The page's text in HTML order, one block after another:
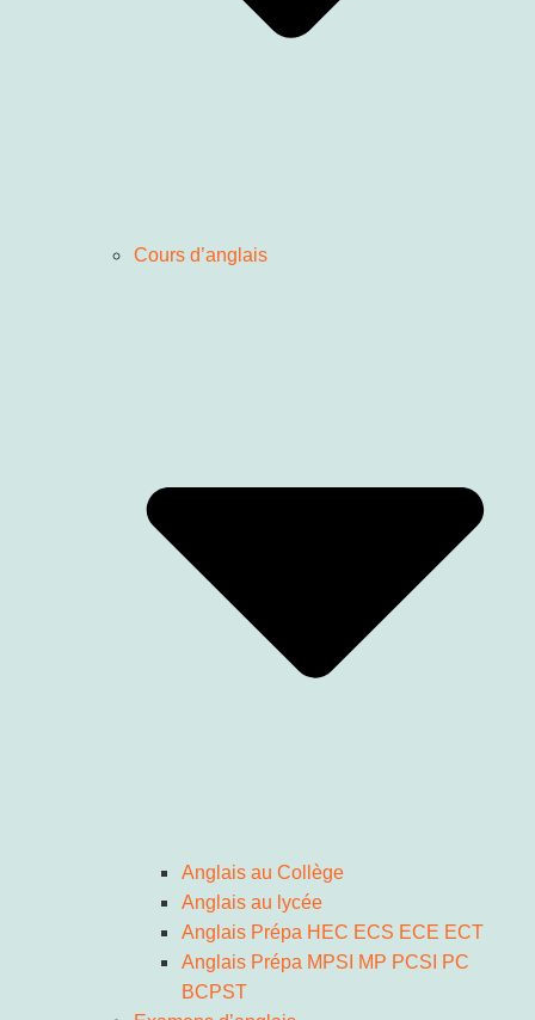
Cours d’anglais
Anglais au Collège
Anglais au lycée
Anglais Prépa HEC ECS ECE ECT
Anglais Prépa MPSI MP PCSI PC
BCPST